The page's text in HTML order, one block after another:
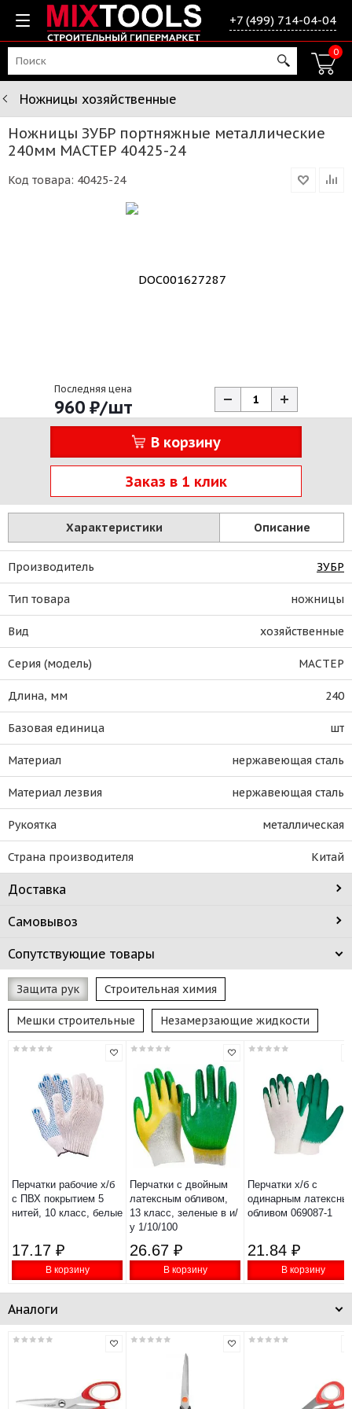
+7 (499) 714-04-04
0
Ножницы хозяйственные
Ножницы ЗУБР портняжные металлические
240мм МАСТЕР 40425-24
Код товара: 40425-24
Последняя цена
960 ₽/шт
В корзину
Заказ в 1 клик
Характеристики Описание
Производитель ЗУБР
Тип товара ножницы
Вид хозяйственные
Серия (модель) МАСТЕР
Длина, мм 240
Базовая единица шт
Материал нержавеющая сталь
Материал лезвия нержавеющая сталь
Рукоятка металлическая
Страна производителя Китай
Доставка
Самовывоз
Сопутствующие товары
Защита рук Строительная химия
Мешки строительные Незамерзающие жидкости
Перчатки рабочие х/б
с ПВХ покрытием 5
нитей, 10 класс, белые
17.17 ₽
В корзину
Перчатки с двойным
латексным обливом,
13 класс, зеленые в и/
у 1/10/100
26.67 ₽
В корзину
Перчатки х/б с
одинарным
обливом 069087-1
21.84 ₽
В корзину
Аналоги